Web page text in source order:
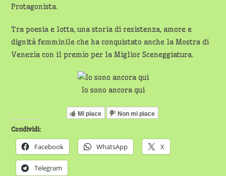
Protagonista.
Tra poesia e lotta, una storia di resistenza, amore e
dignità femminile che ha conquistato anche la Mostra di
Venezia con il premio per la Miglior Sceneggiatura.
Io sono ancora qui
Mi piace Non mi piace
Condividi:
Facebook WhatsApp X
Telegram